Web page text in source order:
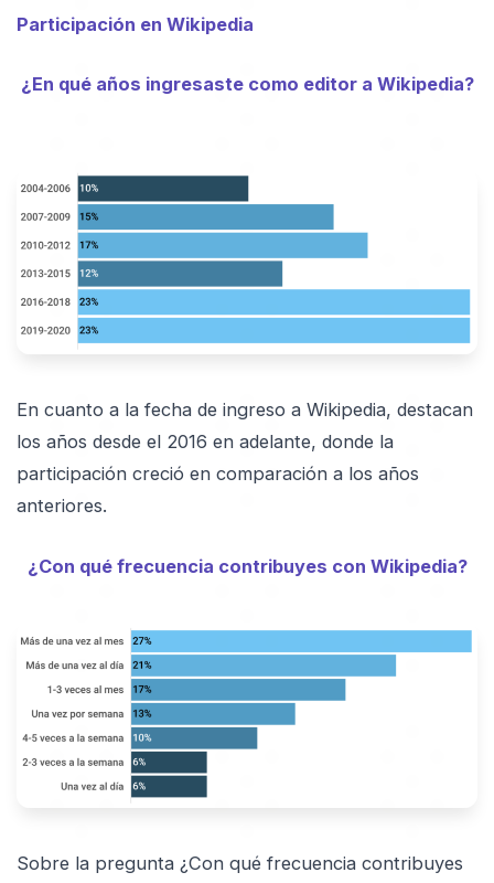
Participación en Wikipedia
¿En qué años ingresaste como editor a Wikipedia?
En cuanto a la fecha de ingreso a Wikipedia, destacan
los años desde el 2016 en adelante, donde la
participación creció en comparación a los años
anteriores.
¿Con qué frecuencia contribuyes con Wikipedia?
Sobre la pregunta ¿Con qué frecuencia contribuyes